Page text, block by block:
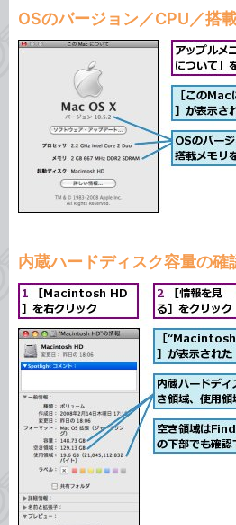
OSのバージョン／CPU／搭
内蔵ハードディスク容量の確